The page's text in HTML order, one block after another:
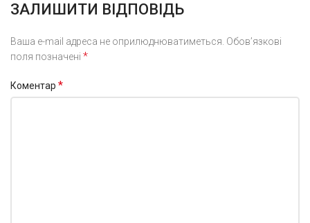
ЗАЛИШИТИ ВІДПОВІДЬ
Ваша e-mail адреса не оприлюднюватиметься. Обов’язкові
поля позначені *
Коментар *